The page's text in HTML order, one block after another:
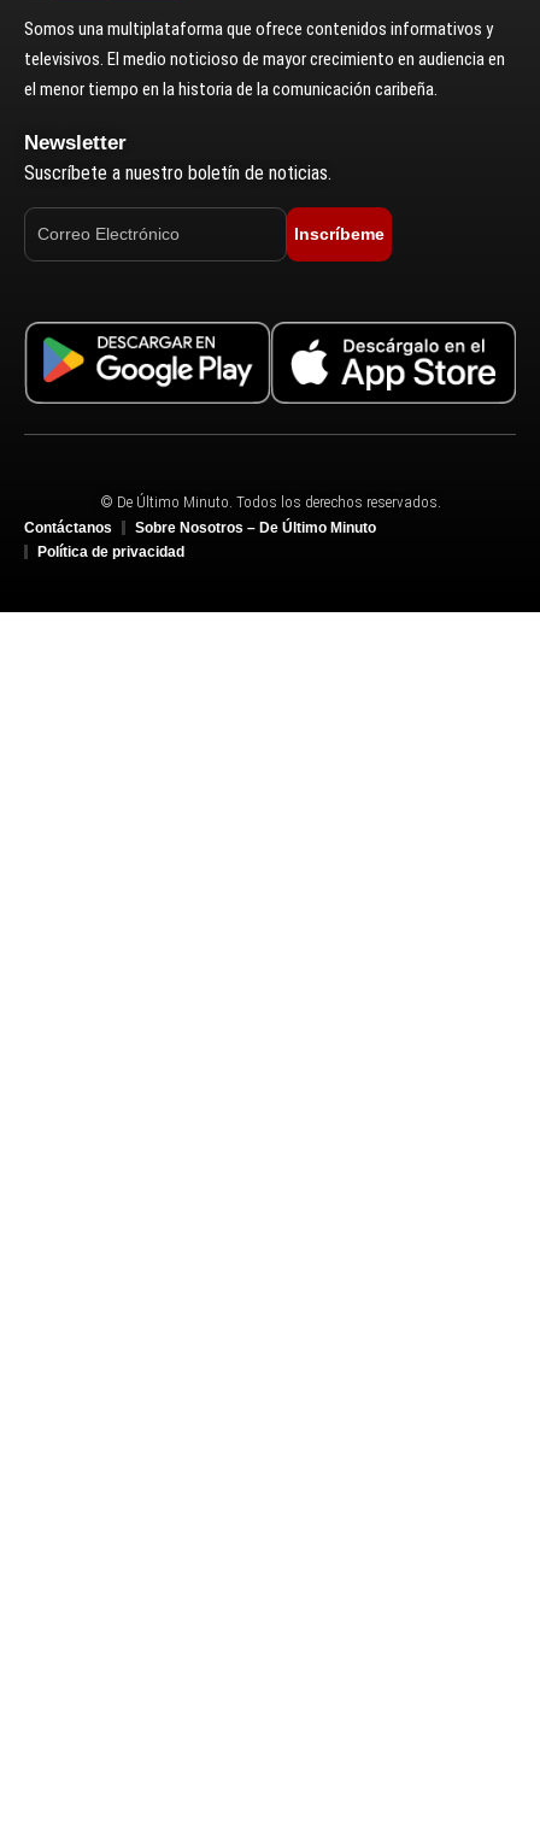
Somos una multiplataforma que ofrece contenidos informativos y
televisivos. El medio noticioso de mayor crecimiento en audiencia en
el menor tiempo en la historia de la comunicación caribeña.
Newsletter
Suscríbete a nuestro boletín de noticias.
Inscríbeme
© De Último Minuto. Todos los derechos reservados.
Contáctanos
Sobre Nosotros – De Último Minuto
Política de privacidad